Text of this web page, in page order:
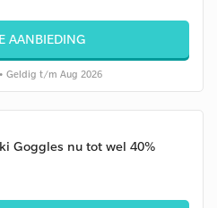
AANBIEDING
• Geldig t/m Aug 2026
Goggles nu tot wel 40%